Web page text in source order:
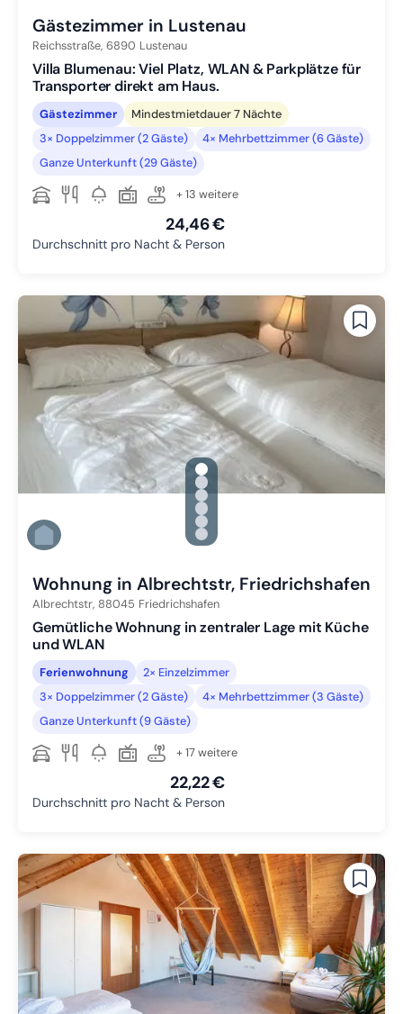
Gästezimmer in Lustenau
Reichsstraße, 6890 Lustenau
Villa Blumenau: Viel Platz, WLAN & Parkplätze für
Transporter direkt am Haus.
Gästezimmer
Mindestmietdauer 7 Nächte
3× Doppelzimmer (2 Gäste)
4× Mehrbettzimmer (6 Gäste)
Ganze Unterkunft (29 Gäste)
+ 13 weitere
24,46 €
Durchschnitt pro Nacht & Person
gallery.slide_selector
Zu Slide 1 wechseln
Zu Slide 2 wechseln
Zu Slide 3 wechseln
Zu Slide 4 wechseln
Zu Slide 5 wechseln
Zu Slide 6 wechseln
Wohnung in Albrechtstr, Friedrichshafen
Albrechtstr, 88045 Friedrichshafen
Gemütliche Wohnung in zentraler Lage mit Küche
und WLAN
Ferienwohnung
2× Einzelzimmer
3× Doppelzimmer (2 Gäste)
4× Mehrbettzimmer (3 Gäste)
Ganze Unterkunft (9 Gäste)
+ 17 weitere
22,22 €
Durchschnitt pro Nacht & Person